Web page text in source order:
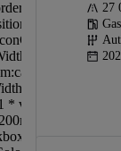
27